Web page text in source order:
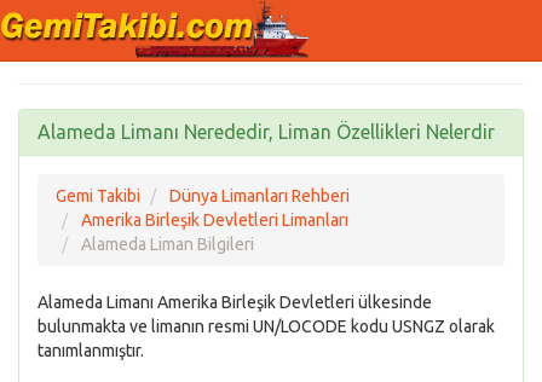
Alameda Limanı Nerededir, Liman Özellikleri Nelerdir
Gemi Takibi
Dünya Limanları Rehberi
Amerika Birleşik Devletleri Limanları
Alameda Liman Bilgileri
Alameda Limanı Amerika Birleşik Devletleri ülkesinde
bulunmakta ve limanın resmi UN/LOCODE kodu USNGZ olarak
tanımlanmıştır.